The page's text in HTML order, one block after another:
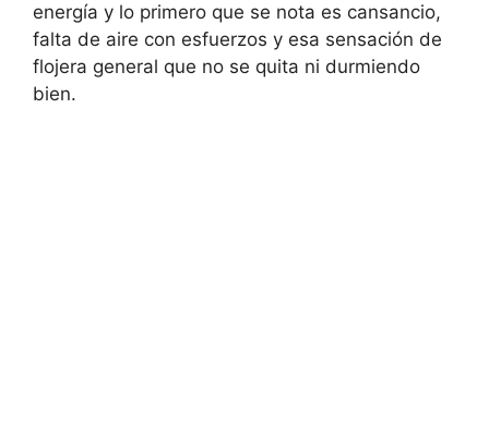
energía y lo primero que se nota es cansancio,
falta de aire con esfuerzos y esa sensación de
flojera general que no se quita ni durmiendo
bien.